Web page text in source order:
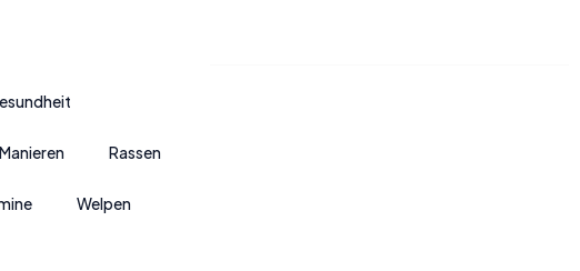
Manieren Rassen
Welpen